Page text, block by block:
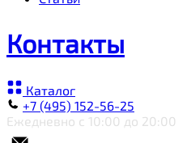
Контакты
Каталог
+7 (495) 152-56-25
Ежедневно с 10:00 до 20:00